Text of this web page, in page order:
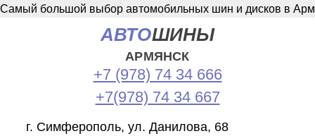
Самый большой выбор автомобильных шин и дисков в
АВТОШИНЫ
АРМЯНСК
+7 (978) 74 34 666
+7(978) 74 34 667
г. Симферополь, ул. Данилова, 68